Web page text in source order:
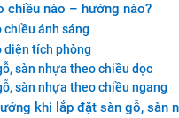
chiều nào – hướng nào?
chiều ánh sáng
diện tích phòng
sàn nhựa theo chiều dọc
sàn nhựa theo chiều ngang
khi lắp đặt sàn gỗ, sàn